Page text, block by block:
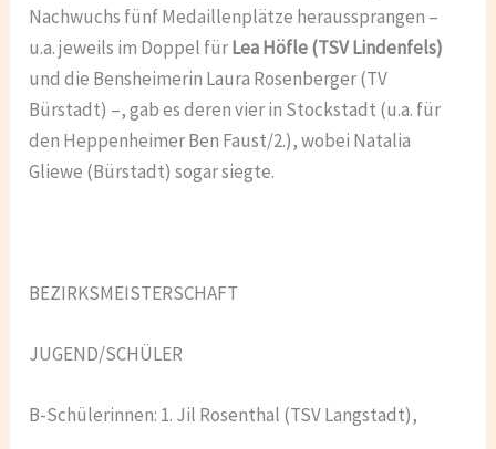
Nachwuchs fünf Medaillenplätze heraussprangen –
u.a. jeweils im Doppel fürLea Höfle (TSV Lindenfels)
und die Bensheimerin Laura Rosenberger (TV
Bürstadt) –, gab es deren vier in Stockstadt (u.a. für
den Heppenheimer Ben Faust/2.), wobei Natalia
Gliewe (Bürstadt) sogar siegte.
BEZIRKSMEISTERSCHAFT
JUGEND/SCHÜLER
B-Schülerinnen: 1. Jil Rosenthal (TSV Langstadt),